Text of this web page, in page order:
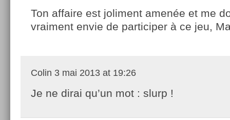
Ton affaire est joliment amenée et me
vraiment envie de participer à ce jeu,
Colin 3 mai 2013 at 19:26
Je ne dirai qu’un mot : slurp !